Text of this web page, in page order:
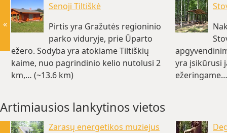
Senoji Tiltiškė
Pirtis yra Gražutės regioninio
parko viduryje, prie Ūparto
ežero. Sodyba yra atokiame Tiltiškių
kaime, nuo pagrindinio kelio nutolusi 2
km,… (~13.6 km)
yra įsikūrusi
«
Artimiausios lankytinos vietos
Zarasų energetikos muziejus